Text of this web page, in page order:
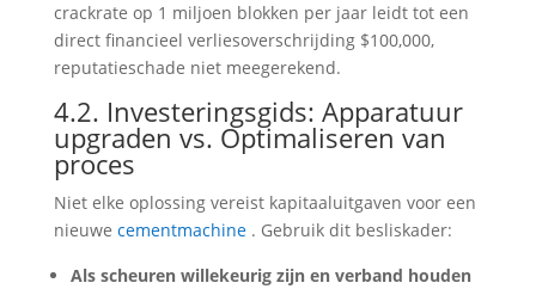
crackrate op 1 miljoen blokken per jaar leidt tot een
direct financieel verliesoverschrijding $100,000,
reputatieschade niet meegerekend.
4.2. Investeringsgids: Apparatuur
upgraden vs. Optimaliseren van
proces
Niet elke oplossing vereist kapitaaluitgaven voor een
nieuwe cementmachine . Gebruik dit besliskader:
Als scheuren willekeurig zijn en verband houden